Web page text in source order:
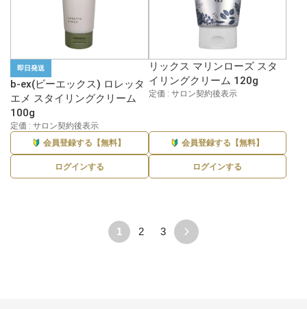
即日発送
b-ex(ビーエックス) ロレッタ
エメ スタイリングクリーム
100g
定価 : サロン契約後表示
会員登録する【無料】
ログインする
リックス マリンローズ スタ
イリングクリーム 120g
定価 : サロン契約後表示
会員登録する【無料】
ログインする
1 2 3